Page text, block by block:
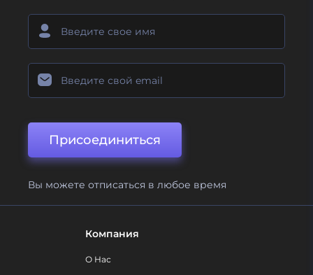
Присоединиться
Вы можете отписаться в любое время
Компания
О Нас